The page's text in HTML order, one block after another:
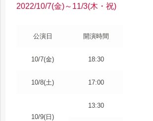
2022/10/7(金)～11/3(木・祝)
公演日 開演時間
10/7(金) 18:30
10/8(土) 17:00
10/9(日)
13:30